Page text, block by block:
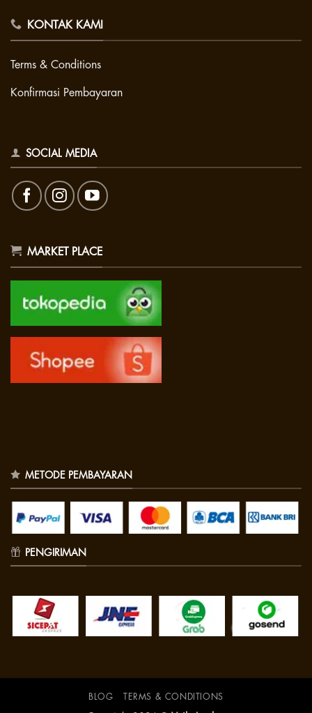
KONTAK KAMI
Terms & Conditions
Konfirmasi Pembayaran
SOCIAL MEDIA
MARKET PLACE
METODE PEMBAYARAN
PENGIRIMAN
BLOG TERMS & CONDITIONS